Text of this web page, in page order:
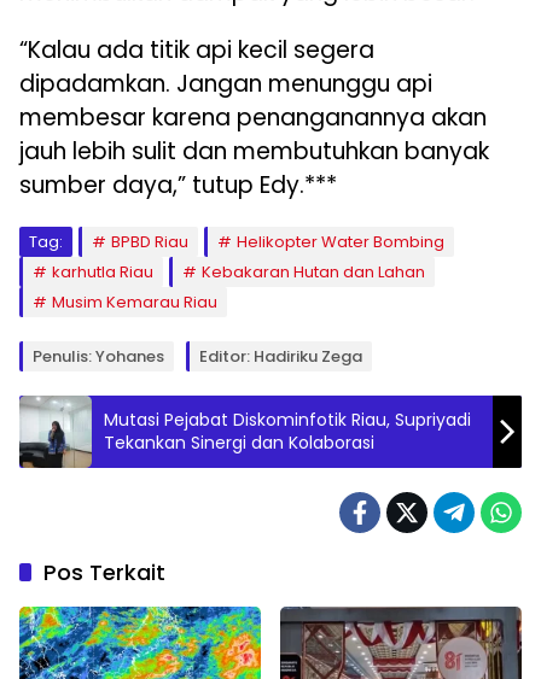
“Kalau ada titik api kecil segera
dipadamkan. Jangan menunggu api
membesar karena penanganannya akan
jauh lebih sulit dan membutuhkan banyak
sumber daya,” tutup Edy.***
Tag: BPBD Riau
Helikopter Water Bombing
karhutla Riau
Kebakaran Hutan dan Lahan
Musim Kemarau Riau
Penulis: Yohanes Editor: Hadiriku Zega
Mutasi Pejabat Diskominfotik Riau, Supriyadi
Tekankan Sinergi dan Kolaborasi
Pos Terkait